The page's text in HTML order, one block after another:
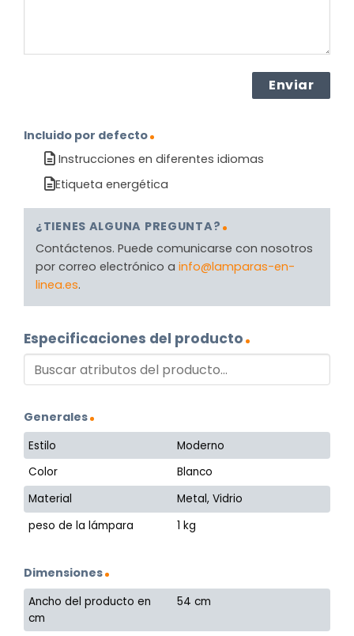
Incluido por defecto
Instrucciones en diferentes idiomas
Etiqueta energética
¿TIENES ALGUNA PREGUNTA?
Contáctenos. Puede comunicarse con nosotros
por correo electrónico a info@lamparas-en-
linea.es.
Especificaciones del producto
Generales
Estilo
Moderno
Color
Blanco
Material
Metal, Vidrio
peso de la lámpara
1 kg
Dimensiones
Ancho del producto en
cm
54 cm